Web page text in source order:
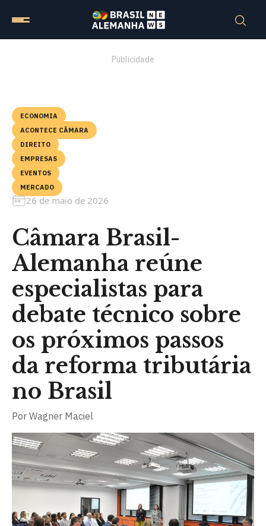
Publicidade
ECONOMIA
ACONTECE CÂMARA
DIREITO
EMPRESAS
EVENTOS
MERCADO
26 de maio de 2026
Câmara Brasil-
Alemanha reúne
especialistas para
debate técnico sobre
os próximos passos
da reforma tributária
no Brasil
Por Wagner Maciel